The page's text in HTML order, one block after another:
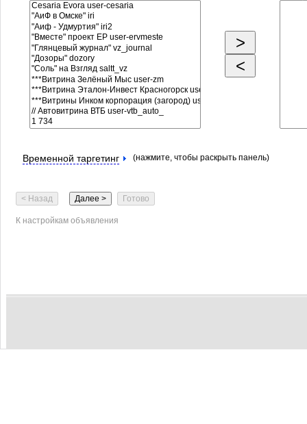
Временной таргетинг (нажмите, чтобы раскрыть панель)
К настройкам объявления